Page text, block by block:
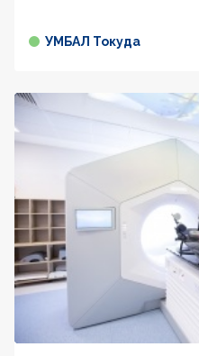
УМБАЛ Токуда